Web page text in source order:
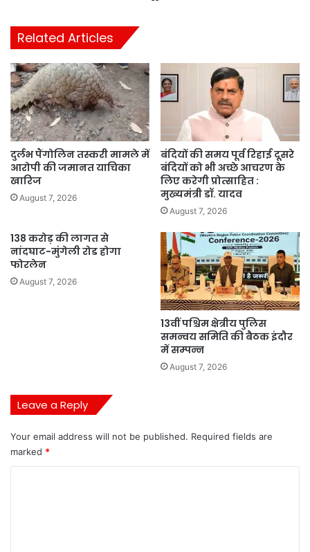
Related Articles
दुर्लभ पैंगोलिन तस्करी मामले में
आरोपी की जमानत याचिका
खारिज
August 7, 2026
बंदियों की समय पूर्व रिहाई दूसरे
बंदियों को भी अच्छे आचरण के
लिए करेगी प्रोत्साहित :
मुख्यमंत्री डॉ. यादव
August 7, 2026
138 करोड़ की लागत से
नांदघाट-मुंगेली रोड होगा
फोरलेन
August 7, 2026
13वीं पश्चिम क्षेत्रीय पुलिस
समन्वय समिति की बैठक इंदौर
में सम्पन्न
August 7, 2026
Leave a Reply
Your email address will not be published. Required fields are
marked *